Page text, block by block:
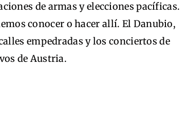
de armas y elecciones pacíficas.
conocer o hacer allí. El Danubio,
empedradas y los conciertos de
de Austria.